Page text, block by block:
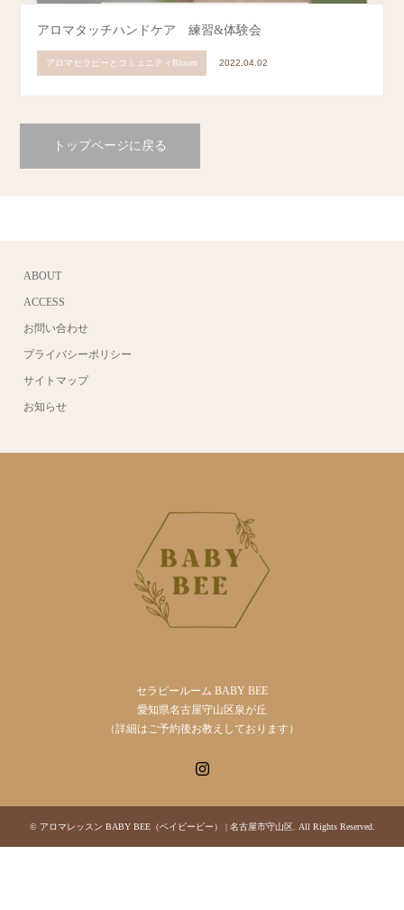
アロマタッチハンドケア 練習&体験会
アロマセラピーとコミュニティBloom 2022.04.02
トップページに戻る
ABOUT
ACCESS
お問い合わせ
プライバシーポリシー
サイトマップ
お知らせ
セラピールーム BABY BEE
愛知県名古屋守山区泉が丘
（詳細はご予約後お教えしております）
© アロマレッスン BABY BEE（ベイビービー） | 名古屋市守山区. All Rights Reserved.